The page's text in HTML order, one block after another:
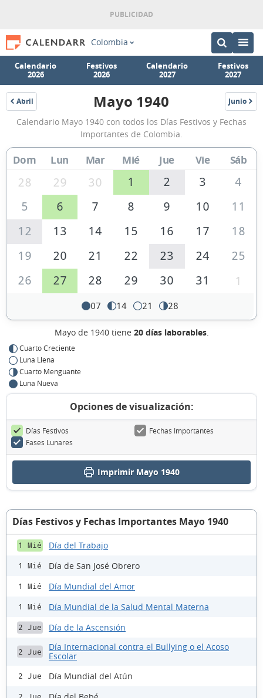
Colombia
Calendario
2026
Festivos
2026
Calendario
2027
Festivos
2027
Abril
1940
Calendario
Mayo
1940
de
Colombia
Mayo 1940 Junio
1940
Calendario Mayo 1940 con todos los Días Festivos y Fechas
Importantes de Colombia.
Dom Lun Mar Mié Jue Vie Sáb
28 29 30 1 2 3
4
5
6 7 8 9 10
11
12
13 14 15 16 17
18
19
20 21 22 23 24
25
26
27 28 29 30 31 1
07 14 21 28
Mayo de 1940 tiene 20 días laborables.
Cuarto Creciente
Luna Llena
Cuarto Menguante
Luna Nueva
Opciones de visualización:
Días Festivos
Fechas Importantes
Fases Lunares
Imprimir Mayo 1940
Días Festivos y Fechas Importantes Mayo 1940
1 Mié Día del Trabajo
1 Mié Día de San José Obrero
1 Mié Día Mundial del Amor
1 Mié Día Mundial de la Salud Mental Materna
2 Jue Día de la Ascensión
2 Jue
Día Internacional contra el Bullying o el Acoso
Escolar
2 Jue Día Mundial del Atún